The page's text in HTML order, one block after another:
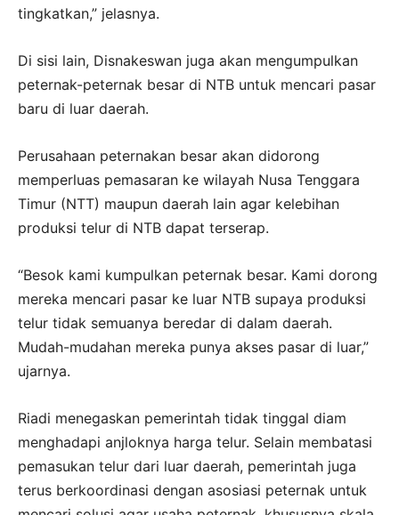
tingkatkan,” jelasnya.
Di sisi lain, Disnakeswan juga akan mengumpulkan
peternak-peternak besar di NTB untuk mencari pasar
baru di luar daerah.
Perusahaan peternakan besar akan didorong
memperluas pemasaran ke wilayah Nusa Tenggara
Timur (NTT) maupun daerah lain agar kelebihan
produksi telur di NTB dapat terserap.
“Besok kami kumpulkan peternak besar. Kami dorong
mereka mencari pasar ke luar NTB supaya produksi
telur tidak semuanya beredar di dalam daerah.
Mudah-mudahan mereka punya akses pasar di luar,”
ujarnya.
Riadi menegaskan pemerintah tidak tinggal diam
menghadapi anjloknya harga telur. Selain membatasi
pemasukan telur dari luar daerah, pemerintah juga
terus berkoordinasi dengan asosiasi peternak untuk